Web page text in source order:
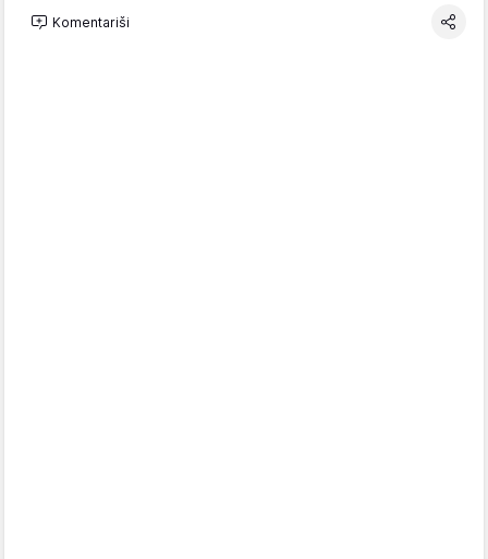
Komentariši